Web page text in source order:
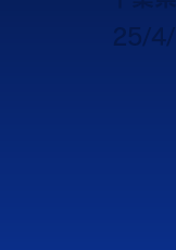
25/